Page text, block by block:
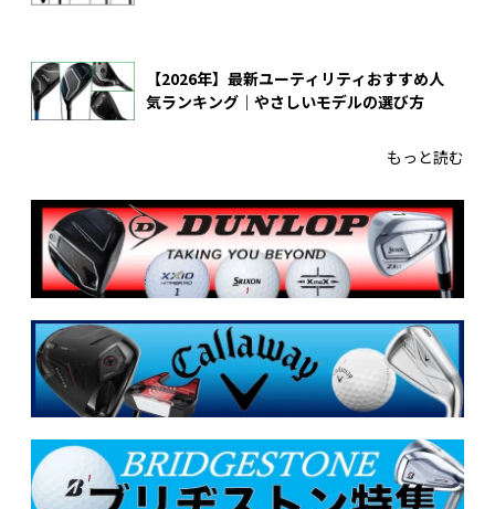
【2026年】最新ユーティリティおすすめ人
気ランキング｜やさしいモデルの選び方
もっと読む